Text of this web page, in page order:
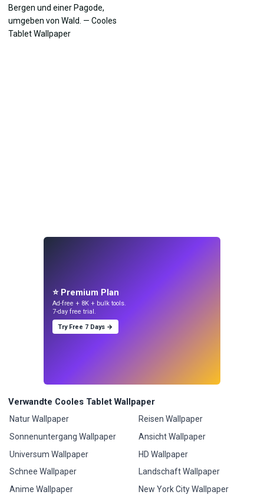
⭐ Premium Plan
Ad-free + 8K + bulk tools.
7-day free trial.
Try Free 7 Days →
Verwandte Cooles Tablet Wallpaper
Natur Wallpaper
Sonnenuntergang Wallpaper
Universum Wallpaper
Schnee Wallpaper
Anime Wallpaper
Reisen Wallpaper
Ansicht Wallpaper
HD Wallpaper
Landschaft Wallpaper
New York City Wallpaper